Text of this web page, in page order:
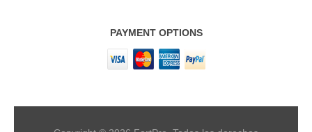
PAYMENT OPTIONS